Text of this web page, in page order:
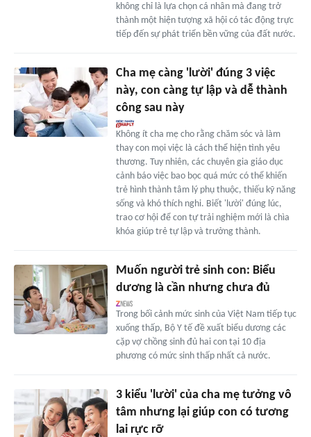
không chỉ là lựa chọn cá nhân mà đang trở
thành một hiện tượng xã hội có tác động trực
tiếp đến sự phát triển bền vững của đất nước.
Cha mẹ càng 'lười' đúng 3 việc
này, con càng tự lập và dễ thành
công sau này
Không ít cha mẹ cho rằng chăm sóc và làm
thay con mọi việc là cách thể hiện tình yêu
thương. Tuy nhiên, các chuyên gia giáo dục
cảnh báo việc bao bọc quá mức có thể khiến
trẻ hình thành tâm lý phụ thuộc, thiếu kỹ năng
sống và khó thích nghi. Biết 'lười' đúng lúc,
trao cơ hội để con tự trải nghiệm mới là chìa
khóa giúp trẻ tự lập và trưởng thành.
Muốn người trẻ sinh con: Biểu
dương là cần nhưng chưa đủ
Trong bối cảnh mức sinh của Việt Nam tiếp tục
xuống thấp, Bộ Y tế đề xuất biểu dương các
cặp vợ chồng sinh đủ hai con tại 10 địa
phương có mức sinh thấp nhất cả nước.
3 kiểu 'lười' của cha mẹ tưởng vô
tâm nhưng lại giúp con có tương
lai rực rỡ